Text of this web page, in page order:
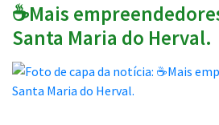
☕Mais
Santa Maria do Herval.